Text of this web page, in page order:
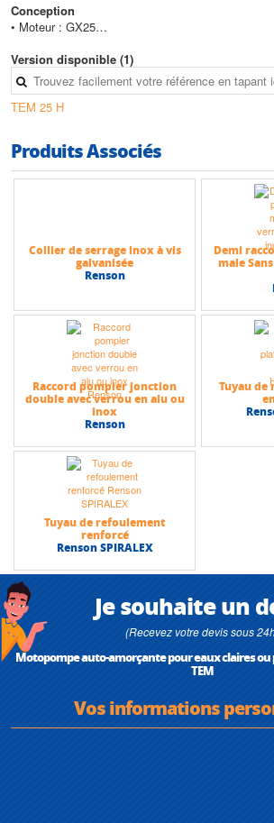
Conception
• Moteur : GX25
Caractéristiques techniques
• Autonomie max : 1h30
• Ø A/R max (mm) : 25
• Poids max (kg) : 5,5
• Hauteur max (HMT) : 40 m
• Débit max : 7,7 m3/h
Version disponible (1)
TEM 25 H
Produits Associés
Collier de serrage inox à vis
galvanisée
Renson
Demi
male
Raccord pompier jonction
double avec verrou en alu ou
inox
Renson
Tuyau
Tuyau de refoulement
renforcé
Renson SPIRALEX
Je souhaite un
(Recevez votre devis sous
Motopompe auto-amorçante pour eaux claires ou
TEM
Vos informations